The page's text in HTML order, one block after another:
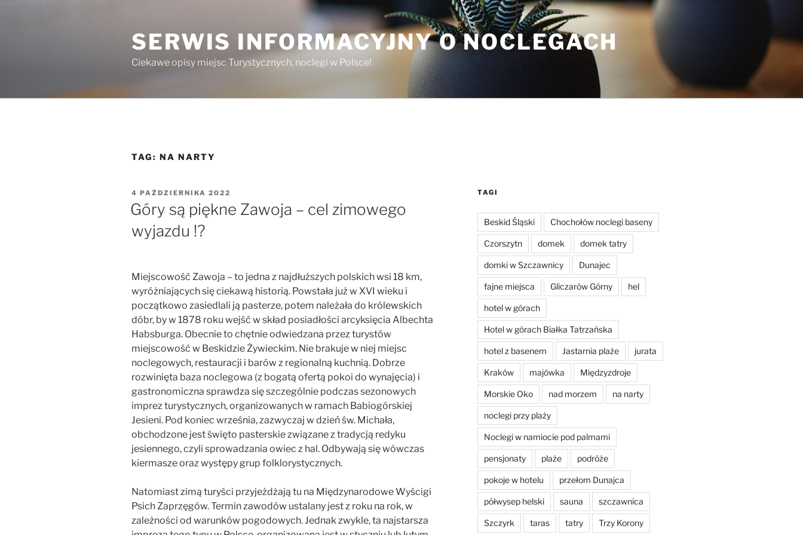
SERWIS INFORMACYJNY O NOCLEGACH
Ciekawe opisy miejsc Turystycznych, noclegi w Polsce!
TAG: NA NARTY
OPUBLIKOWANE
W
4 PAŹDZIERNIKA 2022
Góry są piękne Zawoja – cel zimowego
wyjazdu !?
Miejscowość Zawoja – to jedna z najdłuższych polskich wsi 18 km,
wyróżniających się ciekawą historią. Powstała już w XVI wieku i
początkowo zasiedlali ją pasterze, potem należała do królewskich
dóbr, by w 1878 roku wejść w skład posiadłości arcyksięcia Albechta
Habsburga. Obecnie to chętnie odwiedzana przez turystów
miejscowość w Beskidzie Żywieckim. Nie brakuje w niej miejsc
noclegowych, restauracji i barów z regionalną kuchnią. Dobrze
rozwinięta baza noclegowa (z bogatą ofertą pokoi do wynajęcia) i
gastronomiczna sprawdza się szczególnie podczas sezonowych
imprez turystycznych, organizowanych w ramach Babiogórskiej
Jesieni. Pod koniec września, zazwyczaj w dzień św. Michała,
obchodzone jest święto pasterskie związane z tradycją redyku
jesiennego, czyli sprowadzania owiec z hal. Odbywają się wówczas
kiermasze oraz występy grup folklorystycznych.
Natomiast zimą turyści przyjeżdżają tu na Międzynarodowe Wyścigi
Psich Zaprzęgów. Termin zawodów ustalany jest z roku na rok, w
zależności od warunków pogodowych. Jednak zwykle, ta najstarsza
TAGI
Beskid Śląski Chochołów noclegi baseny
Czorszytn domek domek tatry
domki w Szczawnicy Dunajec
fajne miejsca Gliczarów Górny hel
hotel w górach
Hotel w górach Białka Tatrzańska
hotel z basenem Jastarnia plaże jurata
Kraków majówka Międzyzdroje
Morskie Oko nad morzem na narty
noclegi przy plaży
Noclegi w namiocie pod palmami
pensjonaty plaże podróże
pokoje w hotelu przełom Dunajca
półwysep helski sauna szczawnica
Szczyrk taras tatry Trzy Korony